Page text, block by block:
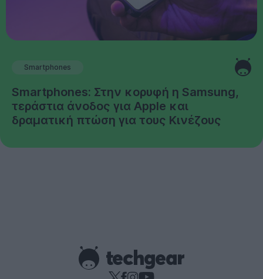
Smartphones
Smartphones: Στην κορυφή η Samsung,
τεράστια άνοδος για Apple και
δραματική πτώση για τους Κινέζους